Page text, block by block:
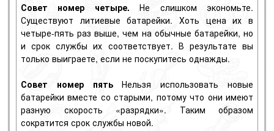
Совет номер четыре.Не слишком экономьте.
Существуют литиевые батарейки. Хоть цена их в
четыре-пять раз выше, чем на обычные батарейки, но
и срок службы их соответствует. В результате вы
только выиграете, если не поскупитесь однажды.
Совет номер пятьНельзя использовать новые
батарейки вместе со старыми, потому что они имеют
разную скорость «разрядки». Таким образом
сократится срок службы новой.